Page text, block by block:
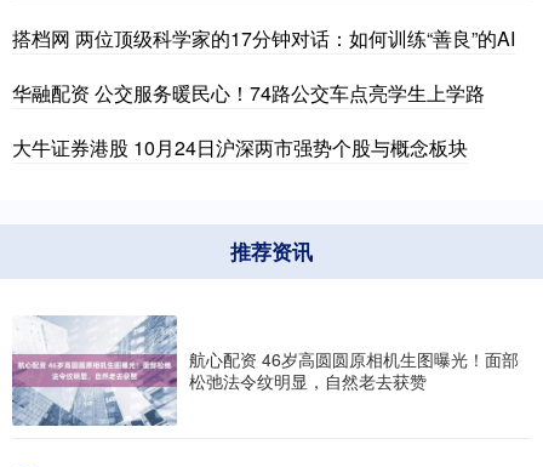
搭档网 两位顶级科学家的17分钟对话：如何训练“善良”的AI
华融配资 公交服务暖民心！74路公交车点亮学生上学路
大牛证券港股 10月24日沪深两市强势个股与概念板块
推荐资讯
航心配资 46岁高圆圆原相机生图曝光！面部
松弛法令纹明显，自然老去获赞